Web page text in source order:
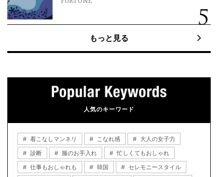
もっと見る
人気のキーワード
着こなしマンネリ こなれ感
大人の女子力
診断
服のお手入れ
忙しくてもおしゃれ
仕事もおしゃれも
韓国
セレモニースタイル